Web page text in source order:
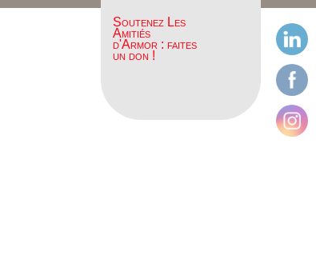
Soutenez Les
Amitiés
d'Armor : faites
un don !